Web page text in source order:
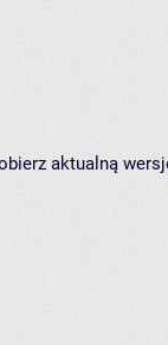
aktualną